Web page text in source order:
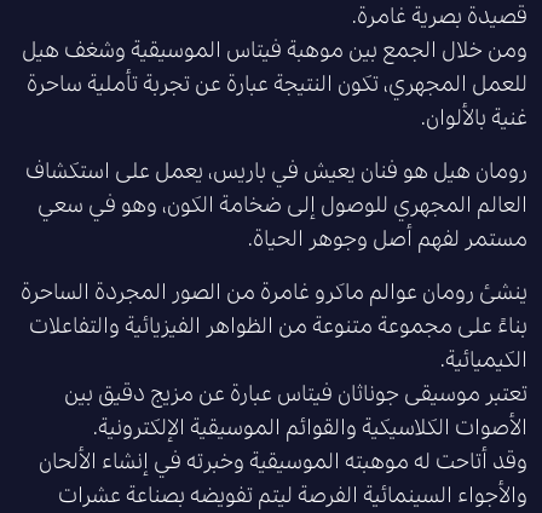
قصيدة بصرية غامرة.
ومن خلال الجمع بين موهبة فيتاس الموسيقية وشغف هيل
للعمل المجهري، تكون النتيجة عبارة عن تجربة تأملية ساحرة
غنية بالألوان.
رومان هيل هو فنان يعيش في باريس، يعمل على استكشاف
العالم المجهري للوصول إلى ضخامة الكون، وهو في سعي
مستمر لفهم أصل وجوهر الحياة.
ينشئ رومان عوالم ماكرو غامرة من الصور المجردة الساحرة
بناءً على مجموعة متنوعة من الظواهر الفيزيائية والتفاعلات
الكيميائية.
تعتبر موسيقى جوناثان فيتاس عبارة عن مزيج دقيق بين
الأصوات الكلاسيكية والقوائم الموسيقية الإلكترونية.
وقد أتاحت له موهبته الموسيقية وخبرته في إنشاء الألحان
والأجواء السينمائية الفرصة ليتم تفويضه بصناعة عشرات